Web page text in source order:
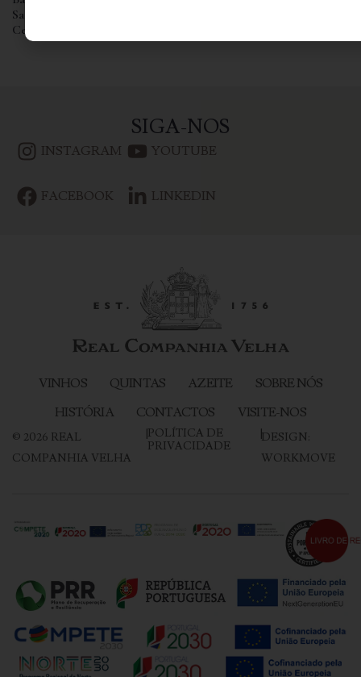
Sashimi
Ceviche
SIGA-NOS
INSTAGRAM
FACEBOOK
YOUTUBE
LINKEDIN
VINHOS QUINTAS AZEITE
SOBRE NÓS
HISTÓRIA
CONTACTOS VISITE-NOS
© 2026 REAL
COMPANHIA VELHA
|POLÍTICA DE
PRIVACIDADE
|DESIGN:
WORKMOVE